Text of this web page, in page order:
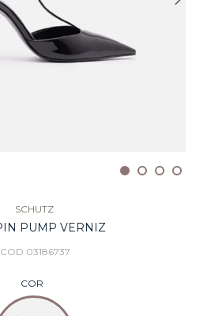
SCHUTZ
PUMP VERNIZ
COD 03186737
COR